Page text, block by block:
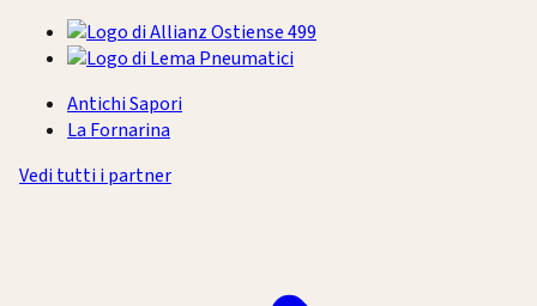
Antichi Sapori
La Fornarina
Vedi tutti i partner